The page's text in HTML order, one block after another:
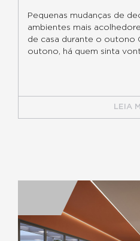
Pequenas mudanças de
ambientes mais
de casa durante o outono
outono, há quem sinta
LEIA